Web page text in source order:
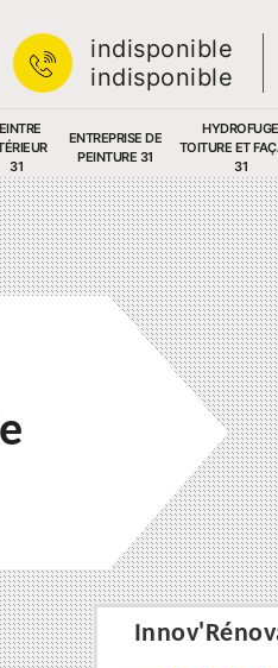
indisponible
indisponible
31
ENTREPRISE DE
PEINTURE 31
HYDROFUGE
TOITURE ET
31